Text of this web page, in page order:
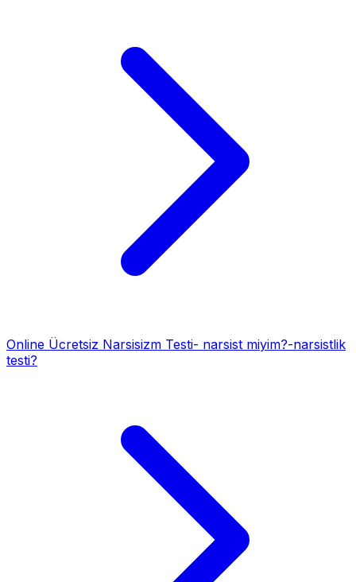
Online Ücretsiz Narsisizm Testi- narsist miyim?-narsistlik
testi?